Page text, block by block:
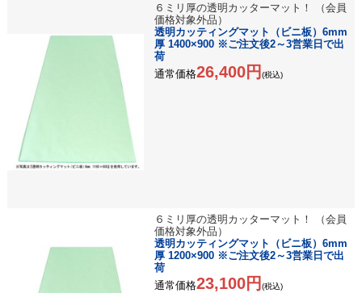
６ミリ厚の透明カッターマット！ （会員
価格対象外品）
透明カッティングマット（ビニ板）6mm
厚 1400×900 ※ご注文後2～3営業日で出
荷
通常価格26,400円 (税込)
６ミリ厚の透明カッターマット！ （会員
価格対象外品）
透明カッティングマット（ビニ板）6mm
厚 1200×900 ※ご注文後2～3営業日で出
荷
通常価格23,100円 (税込)